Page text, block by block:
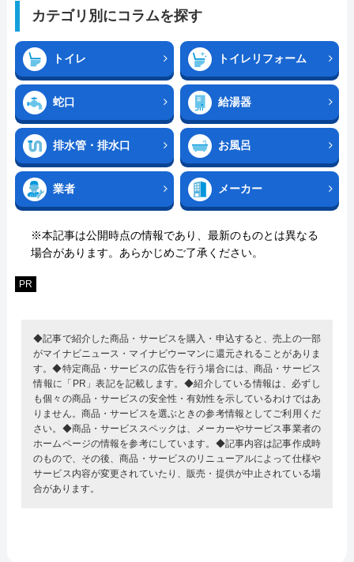
カテゴリ別にコラムを探す
トイレ トイレリフォーム
蛇口 給湯器
排水管・排水口 お風呂
業者 メーカー
※本記事は公開時点の情報であり、最新のものとは異なる
場合があります。あらかじめご了承ください。
PR
◆記事で紹介した商品・サービスを購入・申込すると、売上の一部
がマイナビニュース・マイナビウーマンに還元されることがありま
す。◆特定商品・サービスの広告を行う場合には、商品・サービス
情報に「PR」表記を記載します。◆紹介している情報は、必ずし
も個々の商品・サービスの安全性・有効性を示しているわけではあ
りません。商品・サービスを選ぶときの参考情報としてご利用くだ
さい。◆商品・サービススペックは、メーカーやサービス事業者の
ホームページの情報を参考にしています。◆記事内容は記事作成時
のもので、その後、商品・サービスのリニューアルによって仕様や
サービス内容が変更されていたり、販売・提供が中止されている場
合があります。